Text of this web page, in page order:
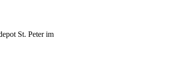
St. Peter im